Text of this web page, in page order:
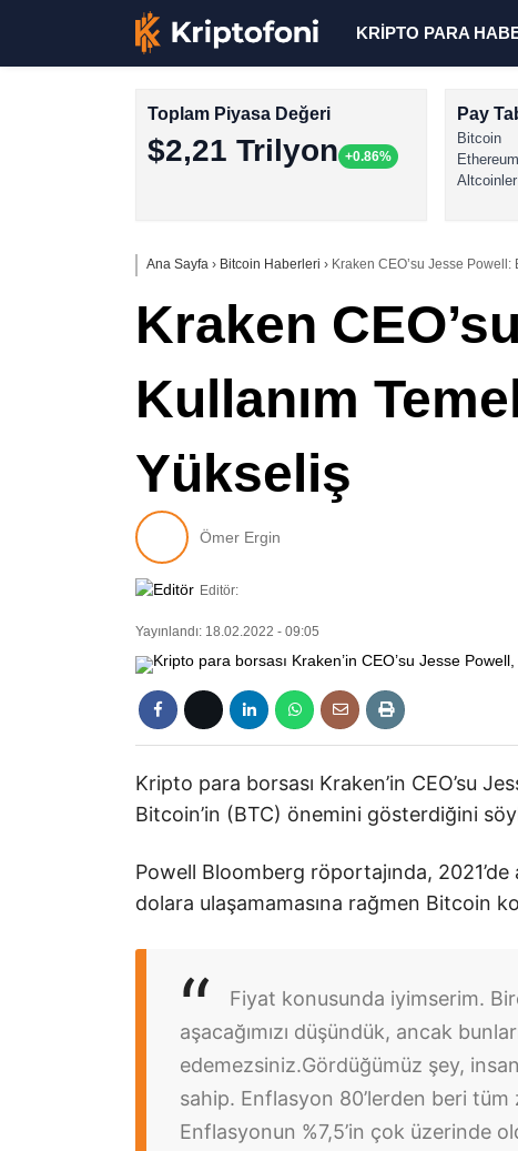
KRİPTO PARA
Toplam Piyasa Değeri
$2,21 Trilyon +0.86%
Pay
Bitcoin
Ethereum
Altcoinler
Ana Sayfa › Bitcoin Haberleri › Kraken CEO’su Jesse
Kraken
Kullanım
Yükseliş
Ömer Ergin
Editör:
Yayınlandı: 18.02.2022 - 09:05
Kripto para borsası Kraken’in CEO’su
Bitcoin’in (BTC) önemini gösterdiğini
Powell Bloomberg röportajında,
dolara ulaşamamasına rağmen Bitcoin
Fiyat konusunda iyimserim.
aşacağımızı düşündük, ancak
edemezsiniz.Gördüğümüz şey,
sahip. Enflasyon 80’lerden beri
Enflasyonun %7,5’in çok üzerinde